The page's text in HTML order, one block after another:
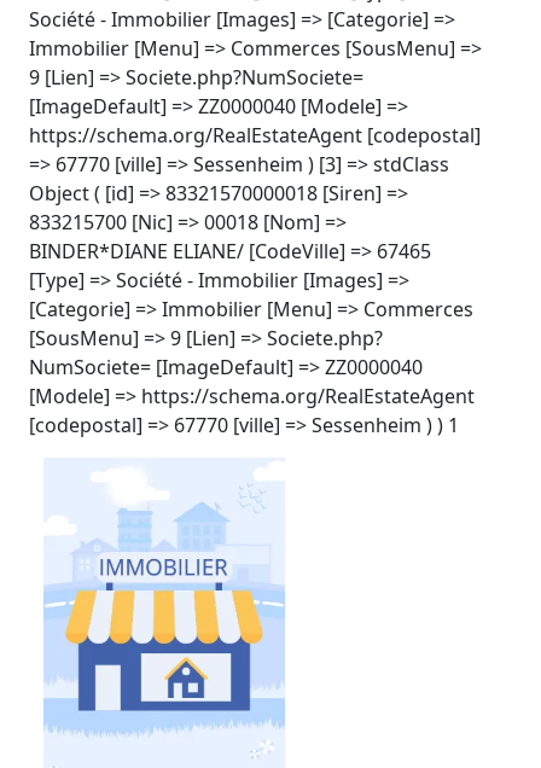
Société - Immobilier [Images] => [Categorie] =>
Immobilier [Menu] => Commerces [SousMenu] =>
9 [Lien] => Societe.php?NumSociete=
[ImageDefault] => ZZ0000040 [Modele] =>
https://schema.org/RealEstateAgent [codepostal]
=> 67770 [ville] => Sessenheim ) [3] => stdClass
Object ( [id] => 83321570000018 [Siren] =>
833215700 [Nic] => 00018 [Nom] =>
BINDER*DIANE ELIANE/ [CodeVille] => 67465
[Type] => Société - Immobilier [Images] =>
[Categorie] => Immobilier [Menu] => Commerces
[SousMenu] => 9 [Lien] => Societe.php?
NumSociete= [ImageDefault] => ZZ0000040
[Modele] => https://schema.org/RealEstateAgent
[codepostal] => 67770 [ville] => Sessenheim ) ) 1